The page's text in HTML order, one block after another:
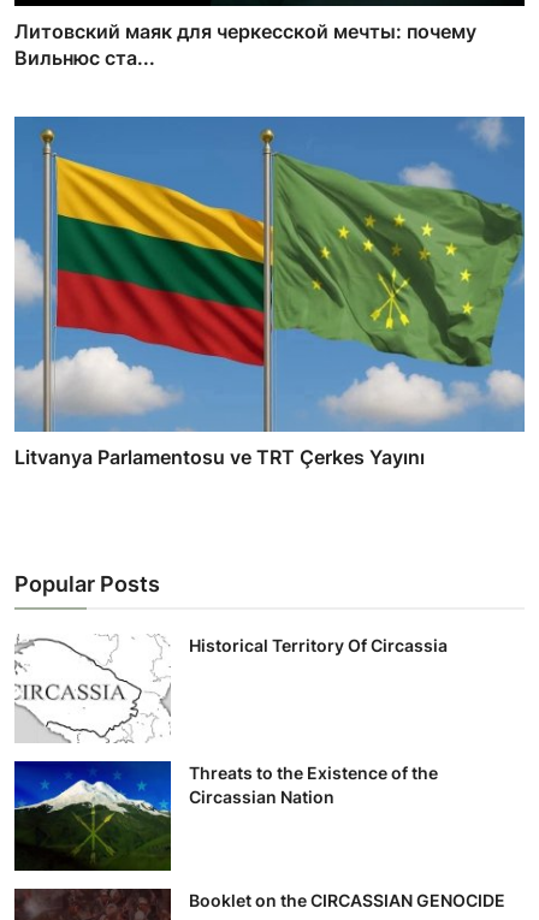
Литовский маяк для черкесской мечты: почему
Вильнюс ста...
Litvanya Parlamentosu ve TRT Çerkes Yayını
Popular Posts
Historical Territory Of Circassia
Threats to the Existence of the
Circassian Nation
Booklet on the CIRCASSIAN GENOCIDE